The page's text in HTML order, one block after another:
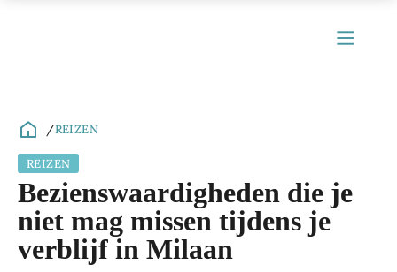
/REIZEN
REIZEN
Bezienswaardigheden die je
niet mag missen tijdens je
verblijf in Milaan